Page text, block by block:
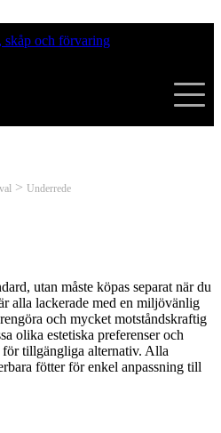
> Underrede
utan måste köpas separat när du
alla lackerade med en miljövänlig
och mycket motståndskraftig
olika estetiska preferenser och
för tillgängliga alternativ. Alla
fötter för enkel anpassning till